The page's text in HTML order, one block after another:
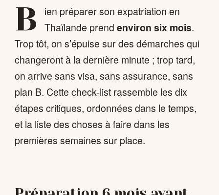
B
ien préparer son expatriation en
Thaïlande prend environ six mois.
Trop tôt, on s’épuise sur des démarches qui
changeront à la dernière minute ; trop tard,
on arrive sans visa, sans assurance, sans
plan B. Cette check-list rassemble les dix
étapes critiques, ordonnées dans le temps,
et la liste des choses à faire dans les
premières semaines sur place.